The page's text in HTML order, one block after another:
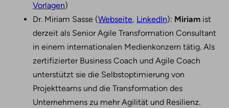
Vorlagen)
Dr. Miriam Sasse (Webseite, LinkedIn): Miriam ist
derzeit als Senior Agile Transformation Consultant
in einem internationalen Medienkonzern tätig. Als
zertifizierter Business Coach und Agile Coach
unterstützt sie die Selbstoptimierung von
Projektteams und die Transformation des
Unternehmens zu mehr Agilität und Resilienz.